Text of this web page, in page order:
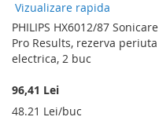
Vizualizare rapida
PHILIPS HX6012/87 Sonicare
Pro Results, rezerva periuta
electrica, 2 buc
96,41 Lei
48.21 Lei/buc